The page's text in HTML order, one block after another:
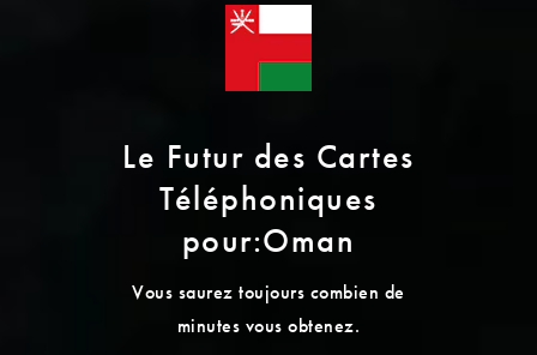
Le Futur des Cartes
Téléphoniques
pour:Oman
Vous saurez toujours combien de
minutes vous obtenez.